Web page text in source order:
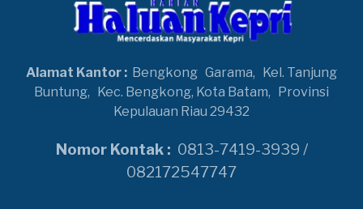
Alamat Kantor : Bengkong Garama, Kel. Tanjung
Buntung, Kec. Bengkong, Kota Batam, Provinsi
Kepulauan Riau 29432
Nomor Kontak : 0813-7419-3939 /
082172547747